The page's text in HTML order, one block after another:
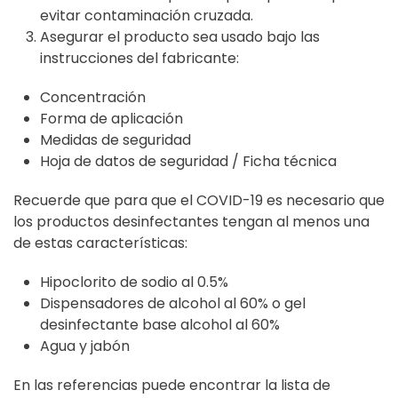
evitar contaminación cruzada.
Asegurar el producto sea usado bajo las
instrucciones del fabricante:
Concentración
Forma de aplicación
Medidas de seguridad
Hoja de datos de seguridad / Ficha técnica
Recuerde que para que el COVID-19 es necesario que
los productos desinfectantes tengan al menos una
de estas características:
Hipoclorito de sodio al 0.5%
Dispensadores de alcohol al 60% o gel
desinfectante base alcohol al 60%
Agua y jabón
En las referencias puede encontrar la lista de